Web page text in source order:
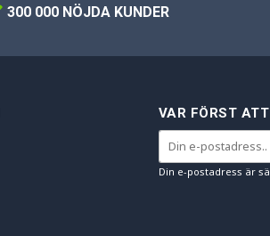
300 000 NÖJDA KUNDER
VAR FÖRST
Din e-postadress är